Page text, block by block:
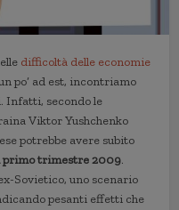
difficoltà delle economie
po’ ad est, incontriamo
Infatti, secondo le
Viktor Yushchenko
potrebbe avere subito
primo trimestre 2009.
Sovietico, uno scenario
pesanti effetti che